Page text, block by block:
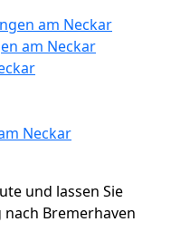
am Neckar
am Neckar
Neckar
und lassen Sie
Bremerhaven